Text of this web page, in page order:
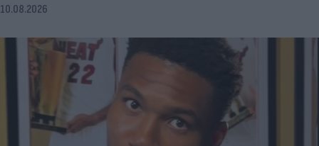
10.08.2026